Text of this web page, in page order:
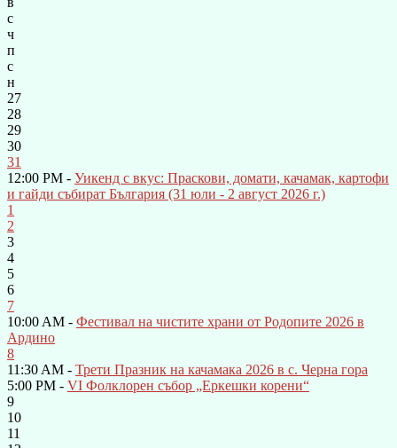
с
ч
п
с
н
27
28
29
30
31
12:00 PM - Уикенд с вкус: Праскови, домати, качамак, картофи
и гайди събират България (31 юли - 2 август 2026 г.)
1
2
3
4
5
6
7
10:00 AM - Фестивал на чистите храни от Родопите 2026 в
Ардино
8
11:30 AM - Трети Празник на качамака 2026 в с. Черна гора
5:00 PM - VI Фолклорен събор „Еркешки корени“
9
10
11